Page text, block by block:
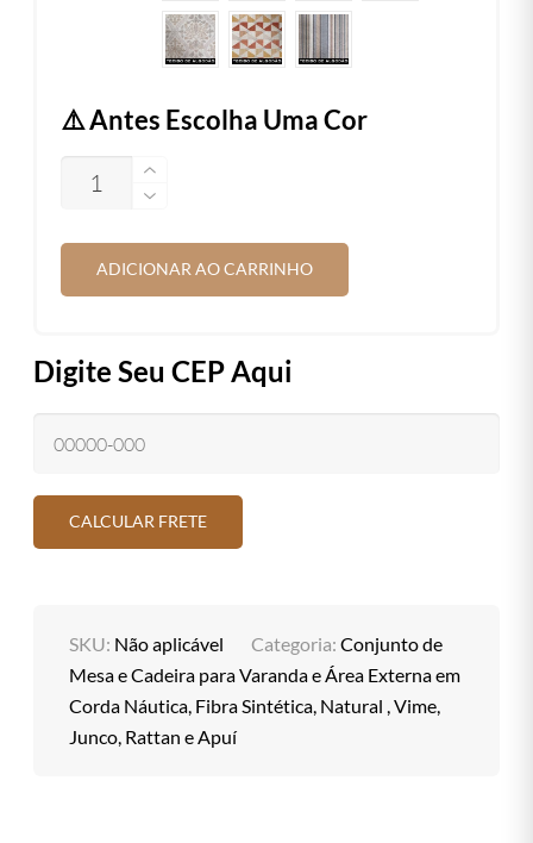
⚠️ Antes Escolha Uma Cor
QUANTIDADE
ADICIONAR AO CARRINHO
Digite Seu CEP Aqui
SKU: Não aplicável Categoria:Conjunto de
Mesa e Cadeira para Varanda e Área Externa em
Corda Náutica, Fibra Sintética, Natural , Vime,
Junco, Rattan e Apuí